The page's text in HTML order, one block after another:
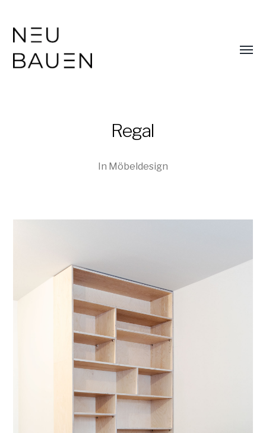
Menü
Regal
In Möbeldesign